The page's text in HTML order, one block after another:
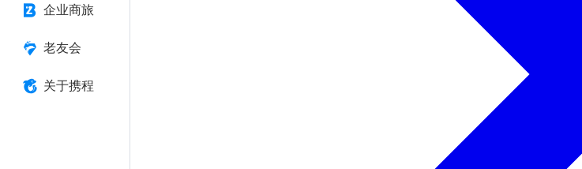
企业商旅
老友会
关于携程